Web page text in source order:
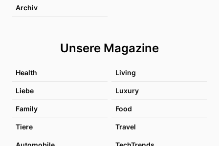
Archiv
Unsere Magazine
Health Living
Liebe Luxury
Family Food
Tiere Travel